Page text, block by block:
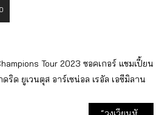
0
Tour 2023 ซอคเกอร์ แชมเปี้ยน
ดริด ยูเวนตุส อาร์เซน่อล เรอัล เอซีมิลาน